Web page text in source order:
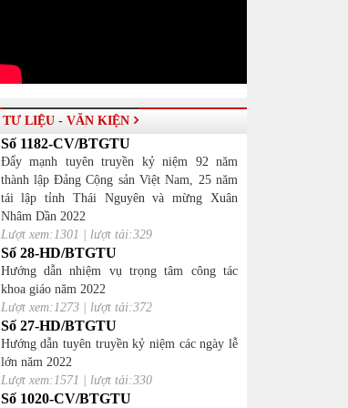
TƯ LIỆU - VĂN KIỆN
Số 1182-CV/BTGTU
Đẩy mạnh tuyên truyền kỷ niệm 92 năm
thành lập Đảng Cộng sản Việt Nam, 25 năm
tái lập tỉnh Thái Nguyên và mừng Xuân
Nhâm Dần 2022
Lượt xem:1301 | lượt tải:329
Số 28-HD/BTGTU
Hướng dẫn nhiệm vụ trọng tâm công tác
khoa giáo năm 2022
Lượt xem:1273 | lượt tải:372
Số 27-HD/BTGTU
Hướng dẫn tuyên truyền kỷ niệm các ngày lễ
lớn năm 2022
Lượt xem:1571 | lượt tải:330
Số 1020-CV/BTGTU